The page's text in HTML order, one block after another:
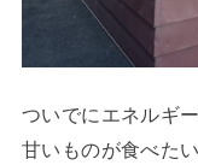
ついでにエネルギー
甘いものが食べた